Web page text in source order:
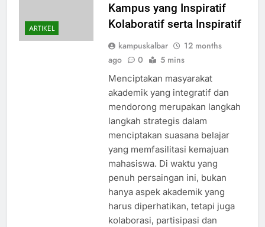
ARTIKEL
Kampus yang Inspiratif
Kolaboratif serta Inspiratif
kampuskalbar
12 months
ago
0 5 mins
Menciptakan masyarakat
akademik yang integratif dan
mendorong merupakan langkah
langkah strategis dalam
menciptakan suasana belajar
yang memfasilitasi kemajuan
mahasiswa. Di waktu yang
penuh persaingan ini, bukan
hanya aspek akademik yang
harus diperhatikan, tetapi juga
kolaborasi, partisipasi dan